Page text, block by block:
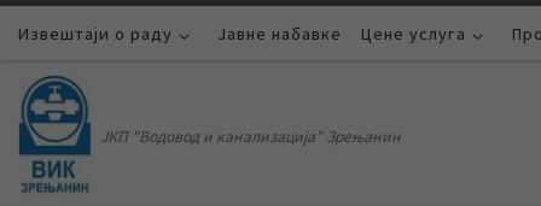
Skip to content
Извештаји о раду Јавне набавке Цене услуга
ЈКП "Водовод и канализација" Зрењанин